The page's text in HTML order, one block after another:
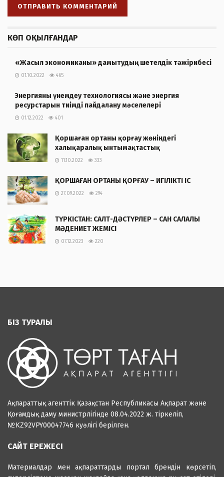
КӨП ОҚЫЛҒАНДАР
«Жасыл экономиканы» дамытудың шетелдік тәжірибесі
01.10.2022 465
Энергияны үнемдеу технологиясы және энергия
ресурстарын тиімді пайдалану мәселелері
01.12.2022 401
Қоршаған ортаны қорғау жөніндегі
халықаралық ынтымақтастық
11.10.2022 333
ҚОРШАҒАН ОРТАНЫ ҚОРҒАУ – ИГІЛІКТІ ІС
27.09.2022 294
ТҮРКІСТАН: САЛТ-ДӘСТҮРЛЕР – САН САЛАЛЫ
МӘДЕНИЕТ ЖЕМІСІ
07.12.2023 220
БІЗ ТУРАЛЫ
Ақпараттық агенттік Қазақстан Республикасы Ақпарат және
Қоғамдық даму министрлігінде 08.04.2022 ж. тіркеліп,
№KZ92VPY00047746 куәлігі берілген.
САЙТ ЕРЕЖЕСІ
Материалдар мен ақпараттарды портал брендін көрсетіп,